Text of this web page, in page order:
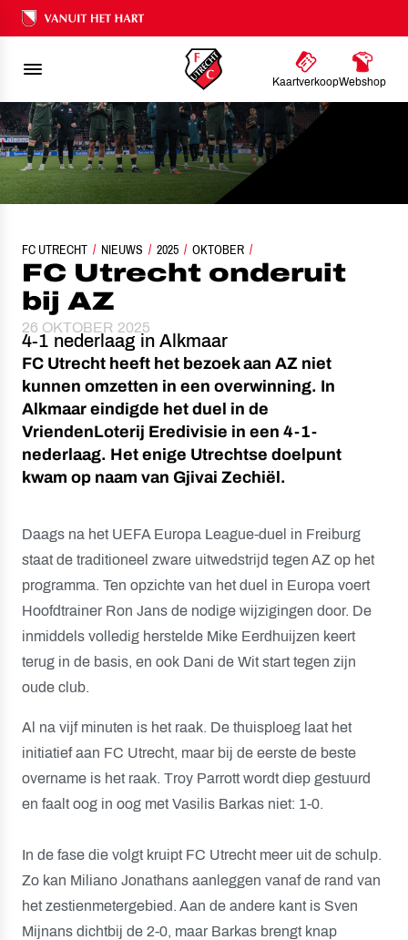
Ons nalatenschap
KaartverkoopWebshop
FC UTRECHT NIEUWS 2025 OKTOBER
FC UTRECHT ONDERUIT BIJ AZ
FC Utrecht onderuit
bij AZ
26 OKTOBER 2025
4-1 nederlaag in Alkmaar
FC Utrecht heeft het bezoek aan AZ niet
kunnen omzetten in een overwinning. In
Alkmaar eindigde het duel in de
VriendenLoterij Eredivisie in een 4-1-
nederlaag. Het enige Utrechtse doelpunt
kwam op naam van Gjivai Zechiël.
Daags na het UEFA Europa League-duel in Freiburg
staat de traditioneel zware uitwedstrijd tegen AZ op het
programma. Ten opzichte van het duel in Europa voert
Hoofdtrainer Ron Jans de nodige wijzigingen door. De
inmiddels volledig herstelde Mike Eerdhuijzen keert
terug in de basis, en ook Dani de Wit start tegen zijn
oude club.
Al na vijf minuten is het raak. De thuisploeg laat het
initiatief aan FC Utrecht, maar bij de eerste de beste
overname is het raak. Troy Parrott wordt diep gestuurd
en faalt oog in oog met Vasilis Barkas niet: 1-0.
In de fase die volgt kruipt FC Utrecht meer uit de schulp.
Zo kan Miliano Jonathans aanleggen vanaf de rand van
het zestienmetergebied. Aan de andere kant is Sven
Mijnans dichtbij de 2-0, maar Barkas brengt knap